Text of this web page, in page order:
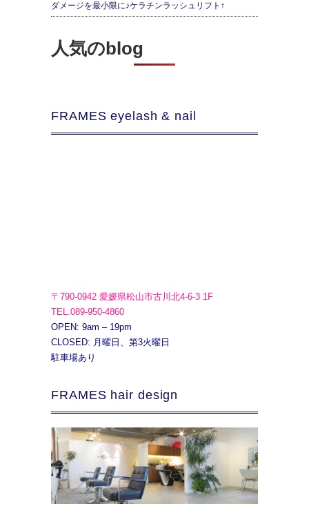
ダメージを最小限に♪ケラチンラッシュリフト↑
人気のblog
FRAMES eyelash & nail
〒790-0942 愛媛県松山市古川北4-6-3 1F
TEL.089-950-4860
OPEN: 9am – 19pm
CLOSED: 月曜日、第3火曜日
駐車場あり
FRAMES hair design